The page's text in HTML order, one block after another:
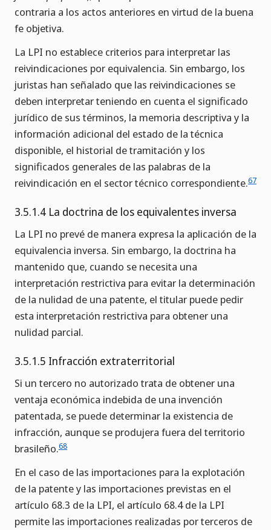
contraria a los actos anteriores en virtud de la buena
fe objetiva.
La LPI no establece criterios para interpretar las
reivindicaciones por equivalencia. Sin embargo, los
juristas han señalado que las reivindicaciones se
deben interpretar teniendo en cuenta el significado
jurídico de sus términos, la memoria descriptiva y la
información adicional del estado de la técnica
disponible, el historial de tramitación y los
significados generales de las palabras de la
reivindicación en el sector técnico correspondiente.67
3.5.1.4 La doctrina de los equivalentes inversa
La LPI no prevé de manera expresa la aplicación de la
equivalencia inversa. Sin embargo, la doctrina ha
mantenido que, cuando se necesita una
interpretación restrictiva para evitar la determinación
de la nulidad de una patente, el titular puede pedir
esta interpretación restrictiva para obtener una
nulidad parcial.
3.5.1.5 Infracción extraterritorial
Si un tercero no autorizado trata de obtener una
ventaja económica indebida de una invención
patentada, se puede determinar la existencia de
infracción, aunque se produjera fuera del territorio
brasileño.68
En el caso de las importaciones para la explotación
de la patente y las importaciones previstas en el
artículo 68.3 de la LPI, el artículo 68.4 de la LPI
permite las importaciones realizadas por terceros de